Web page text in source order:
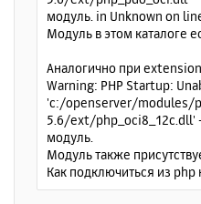
модуль. in Unknown on
Модуль в этом каталоге
Аналогично при
Warning: PHP Startup:
'c:/openserver/modules/
5.6/ext/php_oci8_12c.dll'
модуль.
Модуль также
Как подключиться из php